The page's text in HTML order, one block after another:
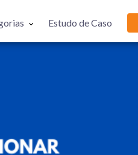
Estudo de Caso